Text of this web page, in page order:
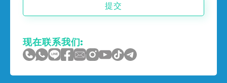
提交
现在联系我们: